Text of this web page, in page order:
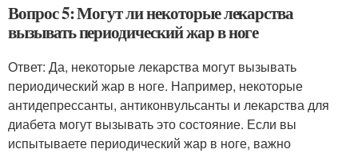
Вопрос 5: Могут ли некоторые лекарства
вызывать периодический жар в ноге
Ответ: Да, некоторые лекарства могут вызывать
периодический жар в ноге. Например, некоторые
антидепрессанты, антиконвульсанты и лекарства для
диабета могут вызывать это состояние. Если вы
испытываете периодический жар в ноге, важно